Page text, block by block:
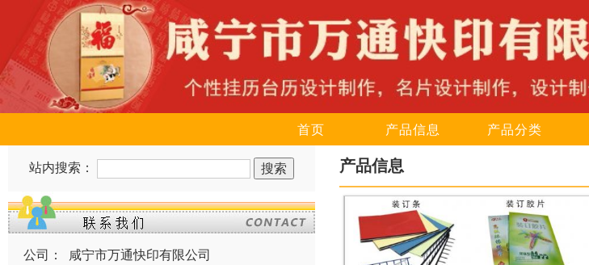
首页 产品信息 产品分类
站内搜索：
公司：
咸宁市万通快印有限公司
产品信息